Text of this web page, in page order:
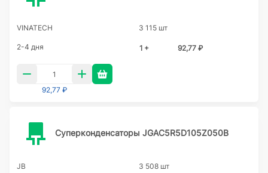
VINATECH 3 115 шт
2-4 дня 1 + 92,77 ₽
92,77 ₽
Суперконденсаторы JGAC5R5D105Z050B
JB 3 508 шт